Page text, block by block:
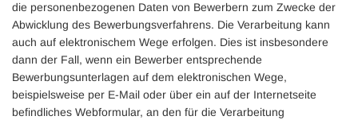
die personenbezogenen Daten von Bewerbern zum Zwecke der
Abwicklung des Bewerbungsverfahrens. Die Verarbeitung kann
auch auf elektronischem Wege erfolgen. Dies ist insbesondere
dann der Fall, wenn ein Bewerber entsprechende
Bewerbungsunterlagen auf dem elektronischen Wege,
beispielsweise per E-Mail oder über ein auf der Internetseite
befindliches Webformular, an den für die Verarbeitung